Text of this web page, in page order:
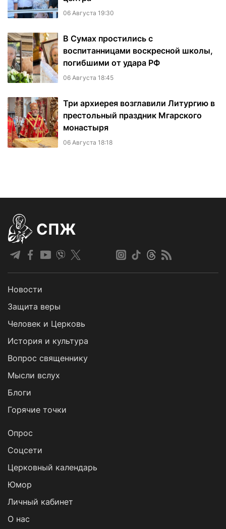
06 Августа 19:30
В Сумах простились с
воспитанницами воскресной школы,
погибшими от удара РФ
06 Августа 18:45
Три архиерея возглавили Литургию в
престольный праздник Мгарского
монастыря
06 Августа 18:18
СПЖ
Новости
Защита веры
Человек и Церковь
История и культура
Вопрос священнику
Мысли вслух
Блоги
Горячие точки
Опрос
Cоцсети
Церковный календарь
Юмор
Личный кабинет
О нас